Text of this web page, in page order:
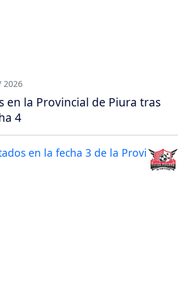
2026
en la Provincial de Piura tras
4